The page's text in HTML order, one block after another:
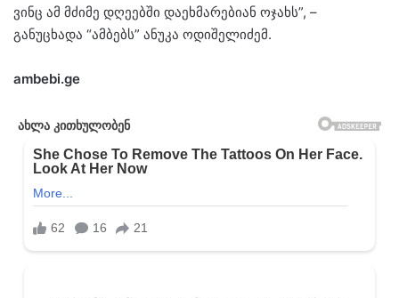
ვინც ამ მძიმე დღეებში დაეხმარებიან ოჯახს”, –
განუცხადა “ამბებს” ანუკა ოდიშელიძემ.
ambebi.ge